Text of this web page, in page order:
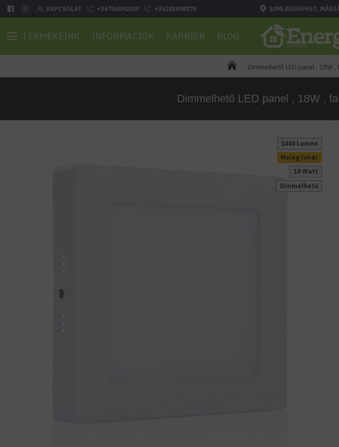
KAPCSOLAT +36706092300 +36203898170 1095.BUDAPEST,
TERMÉKEINK INFORMÁCIÓK KARRIER BLOG
Dimmelhető LED panel , 18W
Dimmelhető LED panel , 18W ,
Meleg fehér
18 Watt
1440 Lumen
Dimmelhető